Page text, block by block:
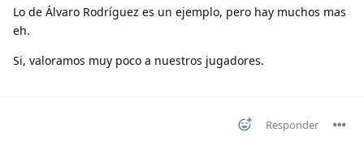
Lo de Álvaro Rodríguez es un ejemplo, pero hay muchos mas
eh.
Si, valoramos muy poco a nuestros jugadores.
Responder